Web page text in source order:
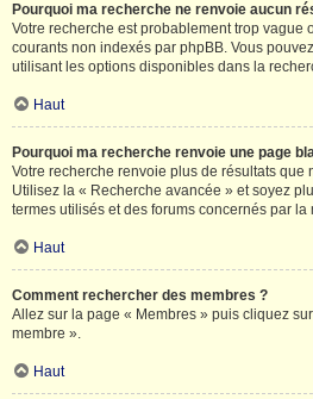
Pourquoi ma recherche ne renvoie aucun
Votre recherche est probablement trop vague
courants non indexés par phpBB. Vous
utilisant les options disponibles dans la
Haut
Pourquoi ma recherche renvoie une page
Votre recherche renvoie plus de résultats que
Utilisez la « Recherche avancée » et soyez
termes utilisés et des forums concernés par la
Haut
Comment rechercher des membres ?
Allez sur la page « Membres » puis cliquez
membre ».
Haut